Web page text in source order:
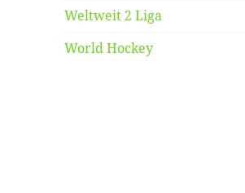
Weltweit 2 Liga
World Hockey